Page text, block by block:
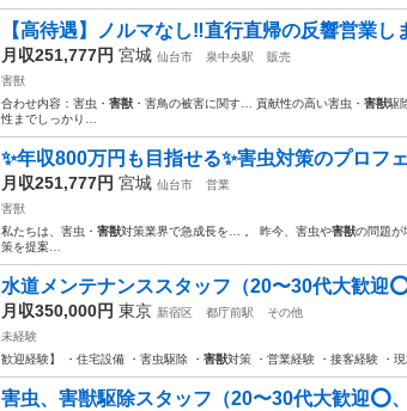
【高待遇】ノルマなし‼︎直行直帰の反響営業し
月収251,777円 宮城 仙台市 泉中央駅
販売
害獣
合わせ内容：害虫・ 害獣 ・害鳥の被害に関す… 貢献性の高い害虫・ 害獣駆
性までしっかり…
✨年収800万円も目指せる✨害虫対策のプロフ
月収251,777円 宮城 仙台市
営業
害獣
私たちは、害虫・ 害獣対策業界で急成長を… 。 昨今、害虫や害獣の問題が
策を提案…
水道メンテナンススタッフ（20〜30代大歓迎
月収350,000円 東京 新宿区 都庁前駅
その他
未経験
歓迎経験】 ・住宅設備 ・害虫駆除 ・ 害獣対策 ・営業経験 ・接客経験 ・現
害虫、害獣駆除スタッフ（20〜30代大歓迎⭕️